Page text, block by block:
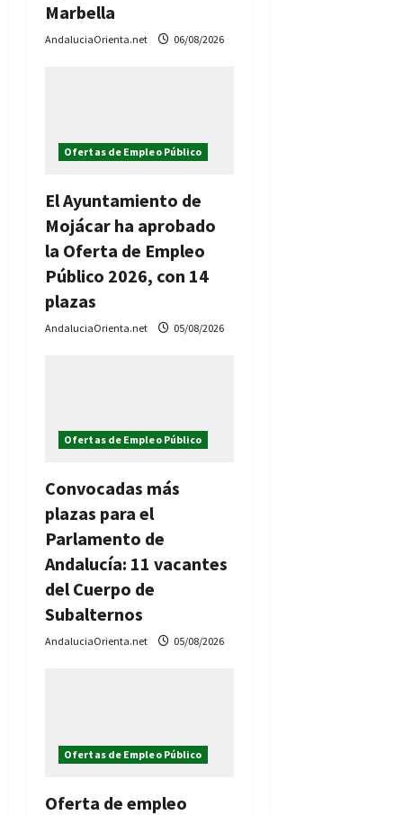
Marbella
AndaluciaOrienta.net 06/08/2026
Ofertas de Empleo Público
El Ayuntamiento de
Mojácar ha aprobado
la Oferta de Empleo
Público 2026, con 14
plazas
AndaluciaOrienta.net 05/08/2026
Ofertas de Empleo Público
Convocadas más
plazas para el
Parlamento de
Andalucía: 11 vacantes
del Cuerpo de
Subalternos
AndaluciaOrienta.net 05/08/2026
Ofertas de Empleo Público
Oferta de empleo